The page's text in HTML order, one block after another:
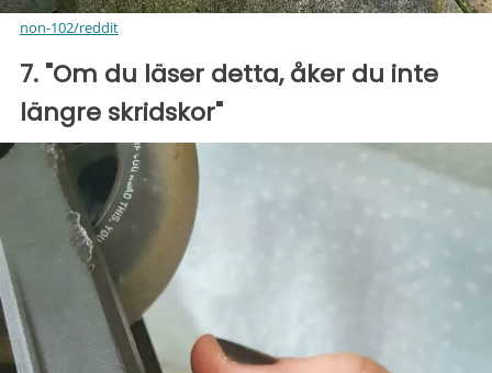
non-102/reddit
7. "Om du läser detta, åker du inte
längre skridskor"